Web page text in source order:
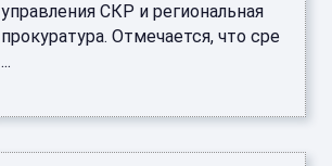
управления СКР и региональная
прокуратура. Отмечается, что сре
...